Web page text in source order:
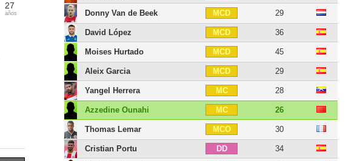
27
años Donny Van de Beek MCD 29
David López MCD 36
Moises Hurtado MCD 45
Aleix Garcia MCD 29
Yangel Herrera MC 28
Azzedine Ounahi MC 26
Thomas Lemar MCO 30
Cristian Portu DD 34